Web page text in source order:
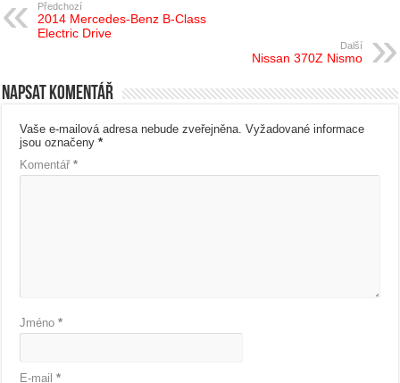
Předchozí
2014 Mercedes-Benz B-Class
Electric Drive
Další
Nissan 370Z Nismo
Napsat komentář
Vaše e-mailová adresa nebude zveřejněna. Vyžadované informace
jsou označeny*
Komentář*
Jméno*
E-mail*